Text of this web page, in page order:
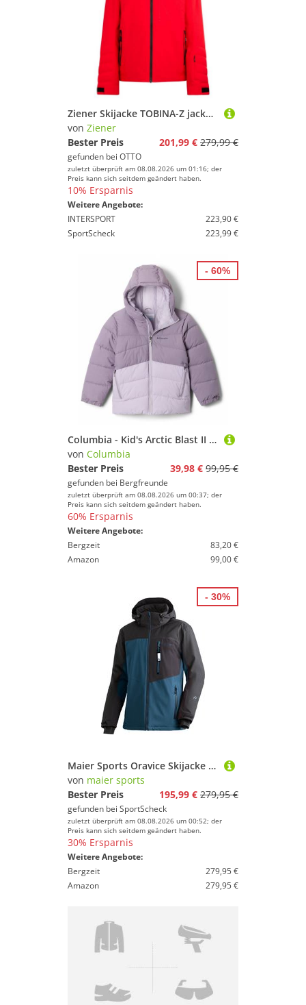
Ziener Skijacke TOBINA-Z jacket lady
von Ziener
Bester Preis
201,99 € 279,99 €
gefunden bei OTTO
zuletzt überprüft am 08.08.2026 um 01:16; der
Preis kann sich seitdem geändert haben.
10% Ersparnis
Weitere Angebote:
INTERSPORT
223,90 €
SportScheck
223,99 €
Columbia - Kid's Arctic Blast II Jacket - Kunstfaserjacke Gr L lila
von Columbia
Bester Preis
39,98 € 99,95 €
gefunden bei Bergfreunde
zuletzt überprüft am 08.08.2026 um 00:37; der
Preis kann sich seitdem geändert haben.
60% Ersparnis
Weitere Angebote:
Bergzeit
83,20 €
Amazon
99,00 €
- 60%
Maier Sports Oravice Skijacke Herren
von maier sports
Bester Preis
195,99 € 279,95 €
gefunden bei SportScheck
zuletzt überprüft am 08.08.2026 um 00:52; der
Preis kann sich seitdem geändert haben.
30% Ersparnis
Weitere Angebote:
Bergzeit
279,95 €
Amazon
279,95 €
- 30%